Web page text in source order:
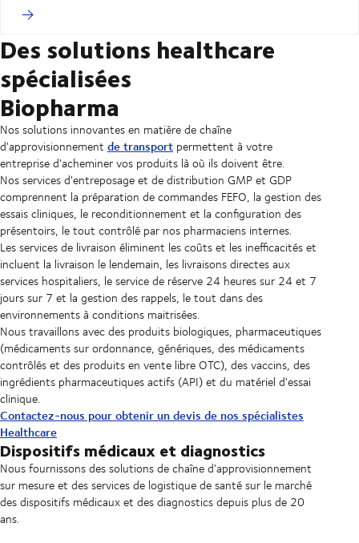
Des solutions healthcare
spécialisées
Biopharma
Nos solutions innovantes en matière de chaîne
d'approvisionnement de transport permettent à votre
entreprise d'acheminer vos produits là où ils doivent être.
Nos services d'entreposage et de distribution GMP et GDP
comprennent la préparation de commandes FEFO, la gestion des
essais cliniques, le reconditionnement et la configuration des
présentoirs, le tout contrôlé par nos pharmaciens internes.
Les services de livraison éliminent les coûts et les inefficacités et
incluent la livraison le lendemain, les livraisons directes aux
services hospitaliers, le service de réserve 24 heures sur 24 et 7
jours sur 7 et la gestion des rappels, le tout dans des
environnements à conditions maitrisées.
Nous travaillons avec des produits biologiques, pharmaceutiques
(médicaments sur ordonnance, génériques, des médicaments
contrôlés et des produits en vente libre OTC), des vaccins, des
ingrédients pharmaceutiques actifs (API) et du matériel d'essai
clinique.
Contactez-nous pour obtenir un devis de nos spécialistes
Healthcare
Dispositifs médicaux et diagnostics
Nous fournissons des solutions de chaîne d'approvisionnement
sur mesure et des services de logistique de santé sur le marché
des dispositifs médicaux et des diagnostics depuis plus de 20
ans.